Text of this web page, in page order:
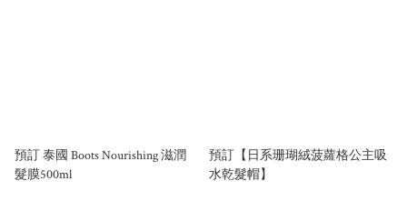
預訂 泰國 Boots Nourishing 滋潤
髮膜500ml
預訂【日系珊瑚絨菠蘿格公主吸
水乾髮帽】